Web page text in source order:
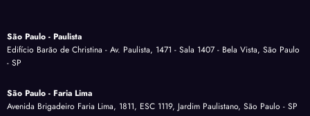
São Paulo - Paulista
Edifício Barão de Christina - Av. Paulista, 1471 - Sala 1407 - Bela Vista, São Paulo
- SP
São Paulo - Faria Lima
Avenida Brigadeiro Faria Lima, 1811, ESC 1119, Jardim Paulistano, São Paulo - SP